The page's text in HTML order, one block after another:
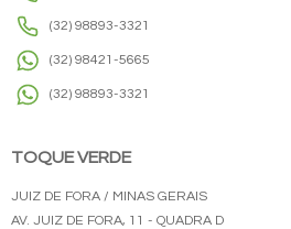
(32) 98893-3321
(32) 98421-5665
(32) 98893-3321
TOQUE VERDE
JUIZ DE FORA / MINAS GERAIS
AV. JUIZ DE FORA, 11 - QUADRA D